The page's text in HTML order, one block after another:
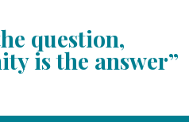
question,
is the answer